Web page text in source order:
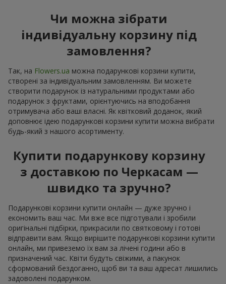
Чи можна зібрати
індивідуальну корзину під
замовлення?
Так, на Flowers.ua можна подарункові корзини купити,
створені за індивідуальним замовленням. Ви можете
створити подарунок із натуральними продуктами або
подарунок з фруктами, орієнтуючись на вподобання
отримувача або ваші власні. Як квітковий доданок, який
доповнює ідею подарункові корзини купити можна вибрати
будь-який з нашого асортименту.
Купити подарункову корзину
з доставкою по Черкасам —
швидко та зручно?
Подарункові корзини купити онлайн — дуже зручно і
економить ваш час. Ми вже все підготували і зробили
оригінальні підбірки, прикрасили по святковому і готові
відправити вам. Якщо вирішите подарункові корзини купити
онлайн, ми привеземо їх вам за лічені години або в
призначений час. Квіти будуть свіжими, а пакунок
сформований бездоганно, щоб ви та ваш адресат лишились
задоволені подарунком.